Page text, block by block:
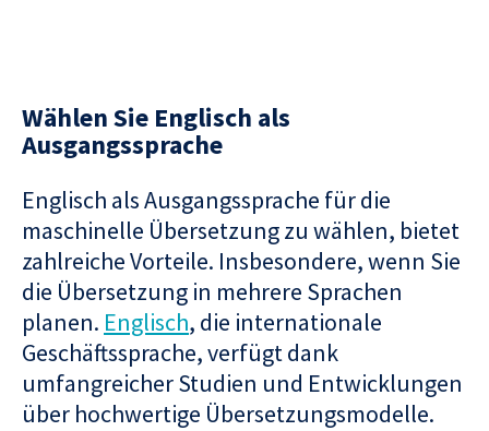
Wählen Sie Englisch als
Ausgangssprache
Englisch als Ausgangssprache für die
maschinelle Übersetzung zu wählen, bietet
zahlreiche Vorteile. Insbesondere, wenn Sie
die Übersetzung in mehrere Sprachen
planen. Englisch, die internationale
Geschäftssprache, verfügt dank
umfangreicher Studien und Entwicklungen
über hochwertige Übersetzungsmodelle.